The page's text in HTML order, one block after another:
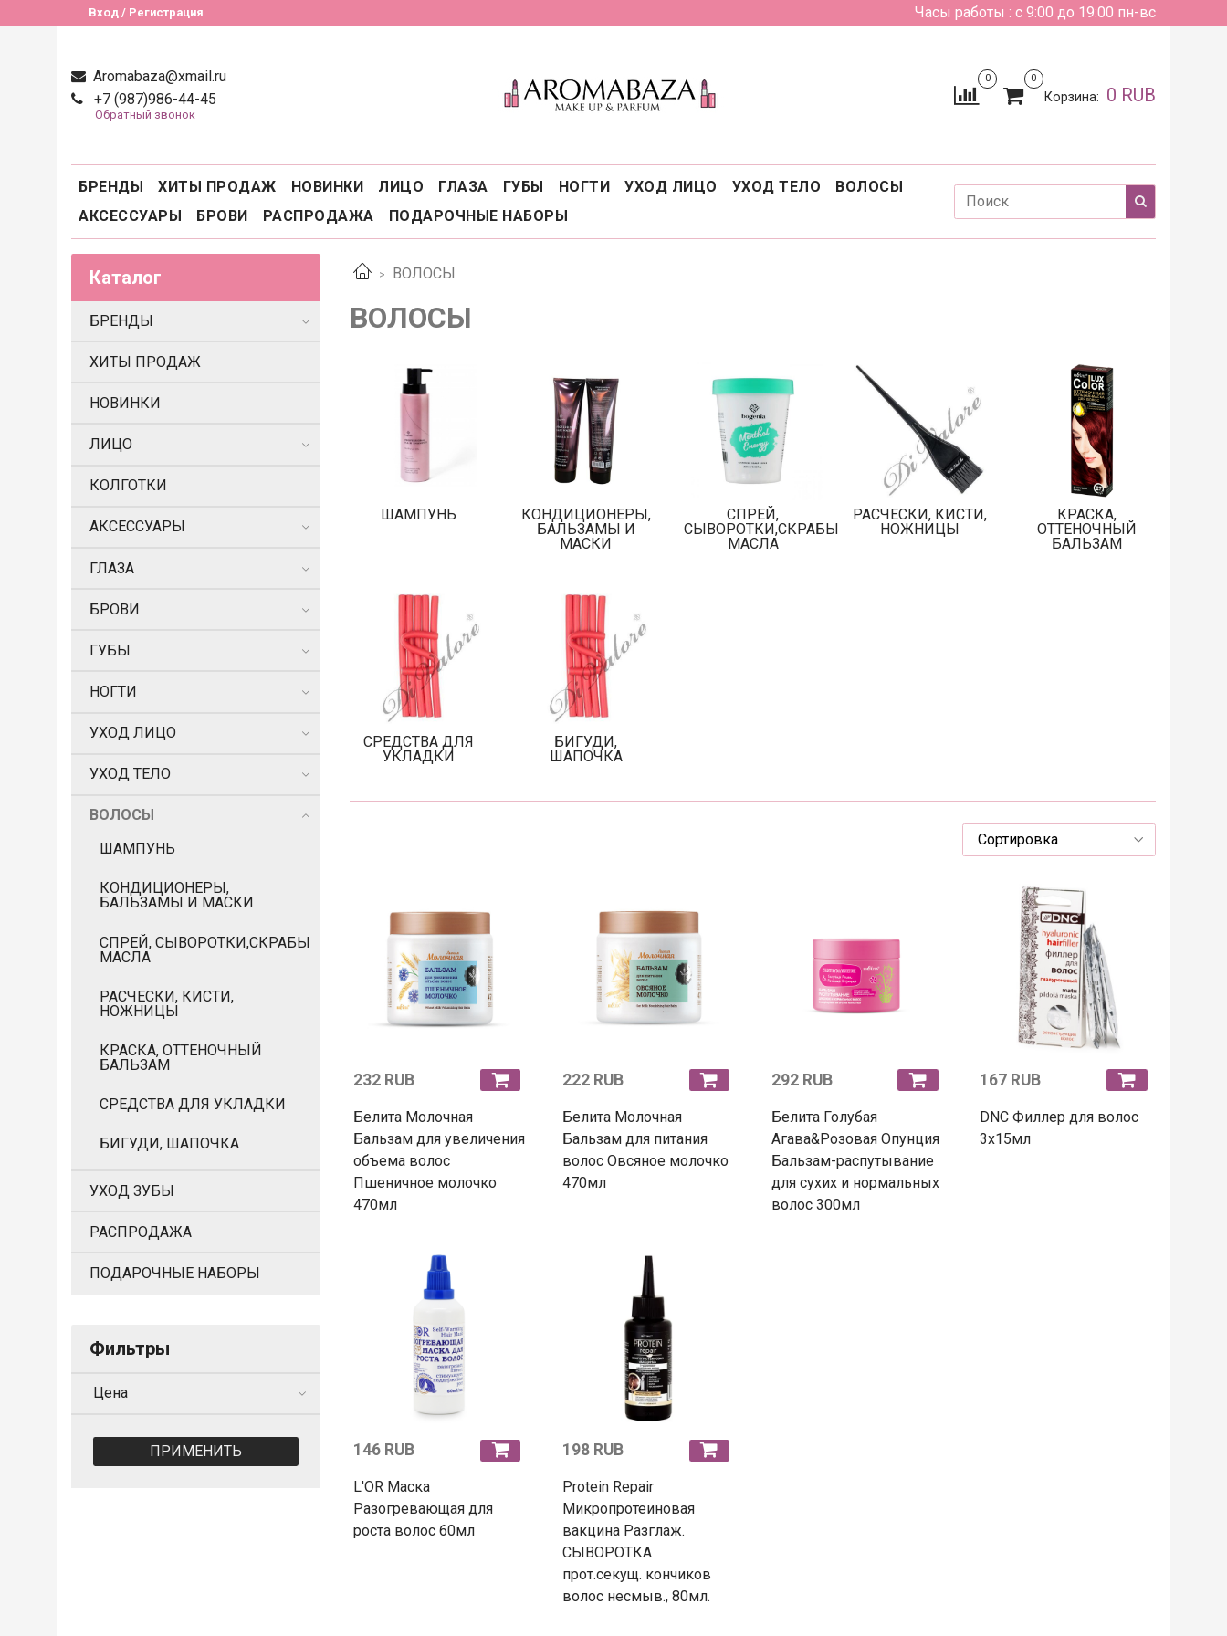
Вход / Регистрация Часы работы : с 9:00 до 19:00 пн-вс
Aromabaza@xmail.ru
+7 (987)986-44-45
Обратный звонок
0 0
Корзина: 0 RUB
БРЕНДЫ ХИТЫ ПРОДАЖ НОВИНКИ ЛИЦО ГЛАЗА ГУБЫ НОГТИ УХОД ЛИЦО УХОД ТЕЛО
ВОЛОСЫ
АКСЕССУАРЫ
БРОВИ РАСПРОДАЖА ПОДАРОЧНЫЕ НАБОРЫ
ВОЛОСЫ
ВОЛОСЫ
ШАМПУНЬ
КОНДИЦИОНЕРЫ,
БАЛЬЗАМЫ И
МАСКИ
СПРЕЙ,
СЫВОРОТКИ,СКРАБЫ
МАСЛА
РАСЧЕСКИ, КИСТИ,
НОЖНИЦЫ
КРАСКА,
ОТТЕНОЧНЫЙ
БАЛЬЗАМ
СРЕДСТВА ДЛЯ
УКЛАДКИ
БИГУДИ,
ШАПОЧКА
232 RUB
Белита Молочная
Бальзам для увеличения
объема волос
Пшеничное молочко
470мл
222 RUB
Белита Молочная
Бальзам для питания
волос Овсяное молочко
470мл
292 RUB
Белита Голубая
Агава&Розовая Опунция
Бальзам-распутывание
для сухих и нормальных
волос 300мл
167 RUB
DNC Филлер для волос
3x15мл
146 RUB
L'OR Маска
Разогревающая для
роста волос 60мл
198 RUB
Protein Repair
Микропротеиновая
вакцина Разглаж.
СЫВОРОТКА
прот.секущ. кончиков
волос несмыв., 80мл.
Каталог
БРЕНДЫ
ХИТЫ ПРОДАЖ
НОВИНКИ
ЛИЦО
КОЛГОТКИ
АКСЕССУАРЫ
ГЛАЗА
БРОВИ
ГУБЫ
НОГТИ
УХОД ЛИЦО
УХОД ТЕЛО
ВОЛОСЫ
ШАМПУНЬ
КОНДИЦИОНЕРЫ,
БАЛЬЗАМЫ И МАСКИ
СПРЕЙ, СЫВОРОТКИ,СКРАБЫ
МАСЛА
РАСЧЕСКИ, КИСТИ,
НОЖНИЦЫ
КРАСКА, ОТТЕНОЧНЫЙ
БАЛЬЗАМ
СРЕДСТВА ДЛЯ УКЛАДКИ
БИГУДИ, ШАПОЧКА
УХОД ЗУБЫ
РАСПРОДАЖА
ПОДАРОЧНЫЕ НАБОРЫ
Фильтры
Цена
ПРИМЕНИТЬ